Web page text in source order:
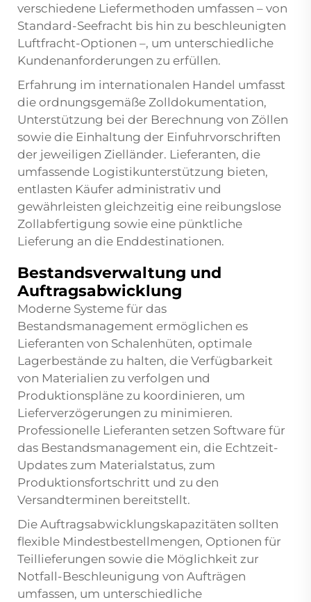
verschiedene Liefermethoden umfassen – von
Standard-Seefracht bis hin zu beschleunigten
Luftfracht-Optionen –, um unterschiedliche
Kundenanforderungen zu erfüllen.
Erfahrung im internationalen Handel umfasst
die ordnungsgemäße Zolldokumentation,
Unterstützung bei der Berechnung von Zöllen
sowie die Einhaltung der Einfuhrvorschriften
der jeweiligen Zielländer. Lieferanten, die
umfassende Logistikunterstützung bieten,
entlasten Käufer administrativ und
gewährleisten gleichzeitig eine reibungslose
Zollabfertigung sowie eine pünktliche
Lieferung an die Enddestinationen.
Bestandsverwaltung und
Auftragsabwicklung
Moderne Systeme für das
Bestandsmanagement ermöglichen es
Lieferanten von Schalenhüten, optimale
Lagerbestände zu halten, die Verfügbarkeit
von Materialien zu verfolgen und
Produktionspläne zu koordinieren, um
Lieferverzögerungen zu minimieren.
Professionelle Lieferanten setzen Software für
das Bestandsmanagement ein, die Echtzeit-
Updates zum Materialstatus, zum
Produktionsfortschritt und zu den
Versandterminen bereitstellt.
Die Auftragsabwicklungskapazitäten sollten
flexible Mindestbestellmengen, Optionen für
Teillieferungen sowie die Möglichkeit zur
Notfall-Beschleunigung von Aufträgen
umfassen, um unterschiedliche